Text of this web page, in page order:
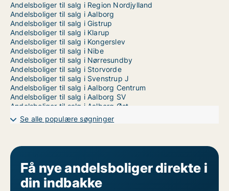
Andelsboliger til salg i Region Nordjylland
Andelsboliger til salg i Aalborg
Andelsboliger til salg i Gistrup
Andelsboliger til salg i Klarup
Andelsboliger til salg i Kongerslev
Andelsboliger til salg i Nibe
Andelsboliger til salg i Nørresundby
Andelsboliger til salg i Storvorde
Andelsboliger til salg i Svenstrup J
Andelsboliger til salg i Aalborg Centrum
Andelsboliger til salg i Aalborg SV
Andelsboliger til salg i Aalborg Øst
Se alle populære søgninger
Få nye andelsboliger direkte i
din indbakke